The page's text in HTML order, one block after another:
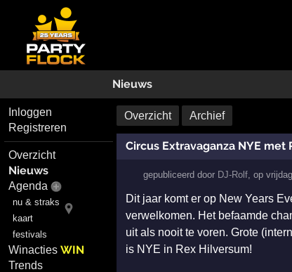
Nieuws
Inloggen
Registreren
Overzicht
Nieuws
Agenda
nu & straks
kaart
festivals
WinactiesWIN
Trends
Overzicht Archief
Circus Extravaganza NYE met
gepubliceerd door DJ-Rolf, op
Dit jaar komt er op New Years
verwelkomen. Het befaamde
uit als nooit te voren. Grote
is NYE in Rex Hilversum!